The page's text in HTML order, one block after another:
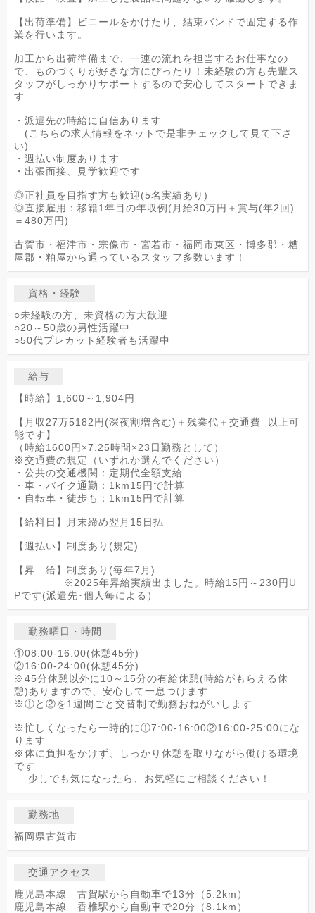
【出荷準備】ビニールをかけたり、結束バンドで固定する作
業を行います。
加工から出荷準備まで、一連の流れを担当するお仕事なの
で、ものづくりが好きな方にぴったり！未経験の方も先輩ス
タッフがしっかりサポートするので安心してスタートできま
す
・派遣先の時給に自信あります
(こちらの求人情報をネットで是非チェックして見て下さ
い)
・週払い制度あります
・出張面接、見学歓迎です
◎正社員を目指す方も歓迎(5名実績あり)
◎直接雇用：移籍1年目の年収例(月給30万円＋賞与(年2回)
＝480万円)
古賀市・福津市・宗像市・宮若市・福岡市東区・博多郡・糟
屋郡・粕屋から通っているスタッフ多数います！
資格・経験
○未経験の方、未資格の方大歓迎
○20～50歳の男性活躍中
○50代プレカット経験者も活躍中
給与
【時給】1,600～1,904円
【月収27万5182円(深夜割増含む)＋残業代＋交通費 以上可
能です】
（時給1600円×7.25時間×23日勤務として）
※交通費の規定（いずれか選んでください）
・公共の交通機関：定期代全額支給
・車・バイク通勤：1km15円で計算
・自転車・徒歩も：1km15円で計算
【給料日】月末締め翌月15日払
【週払い】制度あり(規定)
【昇 給】制度あり(毎年7月)
※2025年昇給実績出ました。時給15円～230円U
Pです(派遣先･個人毎による）
勤務曜日・時間
①08:00-16:00(休憩45分)
②16:00-24:00(休憩45分)
※45分休憩以外に10～15分の有給休憩(時給がもらえる休
憩)ありますので、安心して一息つけます
※①と②を1週間ごと交替制で勤務おねがいします
※忙しくなったら一時的に①7:00-16:00②16:00-25:00にな
ります
※体に負担をかけず、しっかり休憩を取りながら働ける環境
です
少しでも気になったら、お気軽にご相談ください！
勤務地
福岡県古賀市
交通アクセス
鹿児島本線 古賀駅から自動車で13分（5.2km）
鹿児島本線 香椎駅から自動車で20分（8.1km）